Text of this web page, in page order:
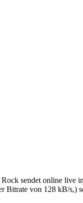
sendet online live
Bitrate von 128 kB/s,)